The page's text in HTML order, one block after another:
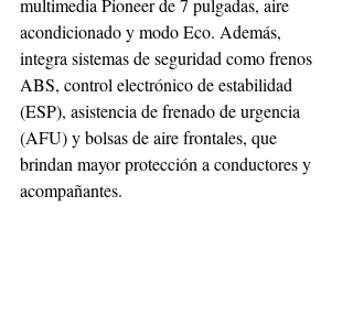
acondicionado y modo Eco. Además,
integra sistemas de seguridad como frenos
ABS, control electrónico de estabilidad
(ESP), asistencia de frenado de urgencia
(AFU) y bolsas de aire frontales, que
brindan mayor protección a conductores y
acompañantes.